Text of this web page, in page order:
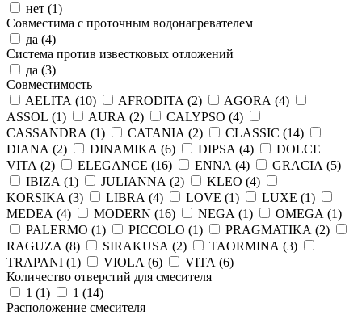
нет (1)
Совместима с проточным водонагревателем
да (4)
Система против известковых отложений
да (3)
Совместимость
AELITA (10) AFRODITA (2) AGORA (4)
ASSOL (1) AURA (2) CALYPSO (4)
CASSANDRA (1) CATANIA (2) CLASSIC (14)
DIANA (2) DINAMIKA (6) DIPSA (4)
DOLCE
VITA (2) ELEGANCE (16) ENNA (4) GRACIA (5)
IBIZA (1) JULIANNA (2) KLEO (4)
KORSIKA (3) LIBRA (4) LOVE (1) LUXE (1)
MEDEA (4) MODERN (16) NEGA (1) OMEGA (1)
PALERMO (1) PICCOLO (1) PRAGMATIKA (2)
RAGUZA (8) SIRAKUSA (2) TAORMINA (3)
TRAPANI (1) VIOLA (6) VITA (6)
Количество отверстий для смесителя
1 (1) 1 (14)
Расположение смесителя